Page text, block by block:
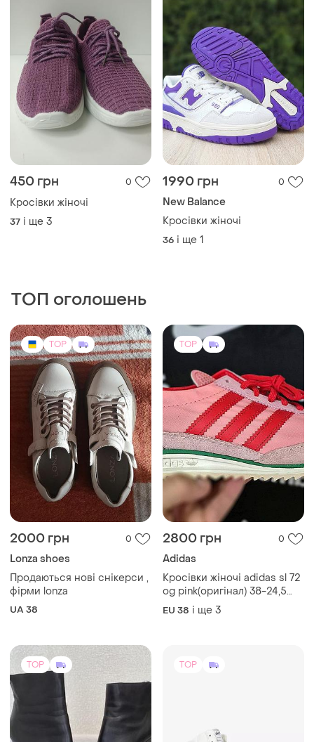
450 грн 0
Кросівки жіночі
і ще 3
1990 грн 0
New Balance
Кросівки жіночі
36 і ще
ТОП оголошень
2000 грн 0
Lonza shoes
Продаються нові снікерси ,
фірми lonza
UA 38
2800 грн 0
Adidas
Кросівки жіночі adidas sl 72
og pink(оригінал) 38-24,5
38⅔-25 39⅓-25,5
41⅓-26,5см
EU 38 і ще 3
TOP TOP